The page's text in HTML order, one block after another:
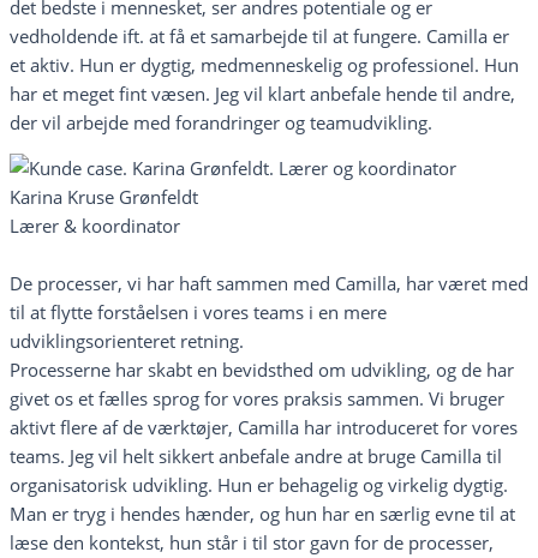
det bedste i mennesket, ser andres potentiale og er
vedholdende ift. at få et samarbejde til at fungere. Camilla er
et aktiv. Hun er dygtig, medmenneskelig og professionel. Hun
har et meget fint væsen. Jeg vil klart anbefale hende til andre,
der vil arbejde med forandringer og teamudvikling.
Karina Kruse Grønfeldt
Lærer & koordinator
De processer, vi har haft sammen med Camilla, har været med
til at flytte forståelsen i vores teams i en mere
udviklingsorienteret retning.
Processerne har skabt en bevidsthed om udvikling, og de har
givet os et fælles sprog for vores praksis sammen. Vi bruger
aktivt flere af de værktøjer, Camilla har introduceret for vores
teams. Jeg vil helt sikkert anbefale andre at bruge Camilla til
organisatorisk udvikling. Hun er behagelig og virkelig dygtig.
Man er tryg i hendes hænder, og hun har en særlig evne til at
læse den kontekst, hun står i til stor gavn for de processer,